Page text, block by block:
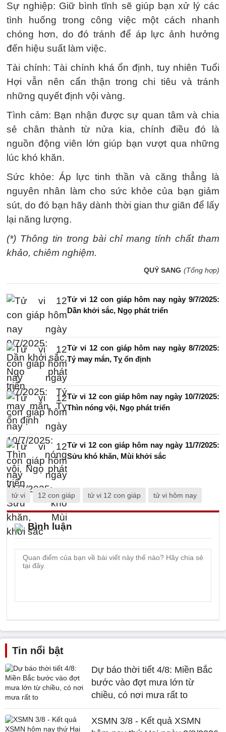
Sự nghiệp: Giữ bình tĩnh sẽ giúp bạn xử lý các
tình huống trong công việc một cách nhanh
chóng hơn, do đó tránh để áp lực ảnh hưởng
đến hiệu suất làm việc.
Tài chính: Tài chính khá ổn định, tuy nhiên Tuổi
Hợi vẫn nên cẩn thận trong chi tiêu và tránh
những quyết định vội vàng.
Tình cảm: Bạn nhận được sự quan tâm và chia
sẻ chân thành từ nửa kia, chính điều đó là
nguồn động viên lớn giúp bạn vượt qua những
lúc khó khăn.
Sức khỏe: Áp lực tinh thần và căng thẳng là
nguyên nhân làm cho sức khỏe của bạn giảm
sút, do đó bạn hãy dành thời gian thư giãn để lấy
lại năng lượng.
(*) Thông tin trong bài chỉ mang tính chất tham
khảo, chiêm nghiệm.
QUÝ SANG (Tổng hợp)
Tử vi 12 con giáp hôm nay ngày 9/7/2025:
Dần khởi sắc, Ngọ phát triển
Tử vi 12 con giáp hôm nay ngày 8/7/2025:
Tý may mắn, Tỵ ổn định
Tử vi 12 con giáp hôm nay ngày 10/7/2025:
Thìn nóng vội, Ngọ phát triển
Tử vi 12 con giáp hôm nay ngày 11/7/2025:
Sửu khó khăn, Mùi khởi sắc
tử vi 12 con giáp tử vi 12 con giáp tử vi hôm nay
Bình luận
Tin nổi bật
Dự báo thời tiết 4/8: Miền Bắc
bước vào đợt mưa lớn từ
chiều, có nơi mưa rất to
XSMN 3/8 - Kết quả XSMN